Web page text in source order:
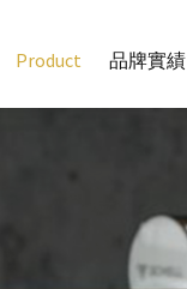
Product 品牌實績